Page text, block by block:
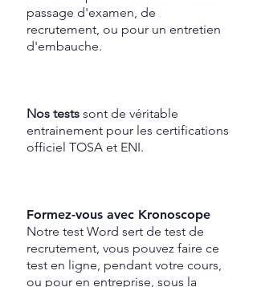
passage d'examen, de
recrutement, ou pour un entretien
d'embauche.
Nos tests sont de véritable
entrainement pour les certifications
officiel TOSA et ENI.
Formez-vous avec Kronoscope
Notre test Word sert de test de
recrutement, vous pouvez faire ce
test en ligne, pendant votre cours,
ou pour en entreprise, sous la